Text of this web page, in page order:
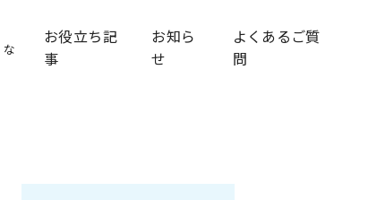
お役立ち記
事
お知ら
せ
よくあるご質
問